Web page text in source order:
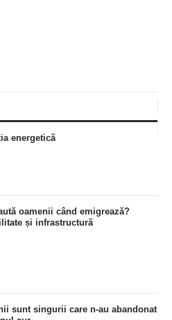
energetică
oamenii când emigrează?
și infrastructură
sunt singurii care n-au abandonat